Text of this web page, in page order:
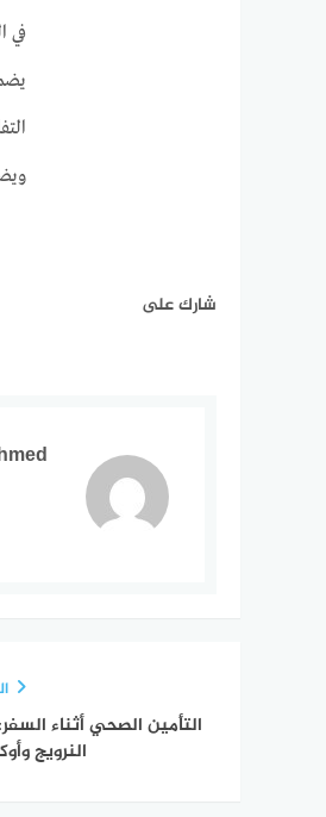
في
شارك على
التأمين الصحي أثناء
النرويج